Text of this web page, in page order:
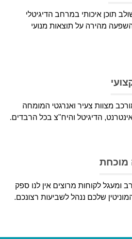
תוכן איכותי במרחב הדיגיטלי
מהירה על תוצאות מנועי
מצוות צעיר ואנרגטי המומחה
הדיגיטל והיח"צ בכל הרבדים.
מוכחת
רב ומעגל לקוחות מרוצים אין לנו ספק
שלכם ננהל לשביעות רצונכם.